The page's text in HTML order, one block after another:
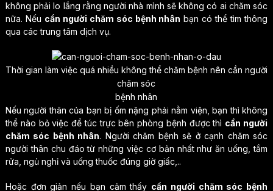
không phải lo lắng rằng người nhà mình sẽ không có ai chăm sóc
nữa. Nếu cần người chăm sóc bệnh nhân bạn có thể tìm thông
qua các trung tâm dịch vụ.
Thời gian làm việc quá nhiều không thể chăm bệnh nên cần người
chăm sóc
bệnh nhân
Nếu người thân của bạn bị ốm nặng phải nằm viện, bạn thì không
thể nào bỏ việc để túc trực bên phòng bệnh được thì cần người
chăm sóc bệnh nhân. Người chăm bệnh sẽ ở cạnh chăm sóc
người thân chu đáo từ những việc cơ bản nhất như ăn uống, tắm
rửa, ngủ nghỉ và uống thuốc đúng giờ giấc,..
Hoặc đơn giản nếu bạn cảm thấy cần người chăm sóc bệnh